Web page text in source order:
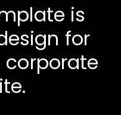
is
for
corporate